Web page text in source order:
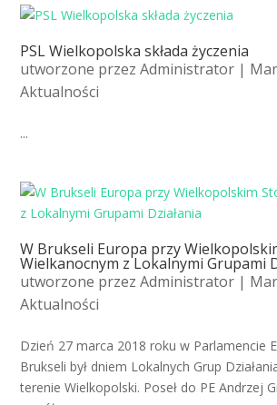
PSL Wielkopolska składa życzenia
utworzone przezAdministrator |
Aktualności
...
W Brukseli Europa przy
Wielkanocnym z Lokalnymi Grupami
utworzone przezAdministrator |
Aktualności
Dzień 27 marca 2018 roku w Parlamencie
Brukseli był dniem Lokalnych Grup
terenie Wielkopolski. Poseł do PE Andrzej